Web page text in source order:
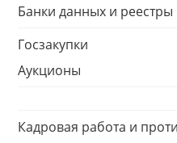
Банки данных и реестры
Госзакупки
Аукционы
Кадровая работа и